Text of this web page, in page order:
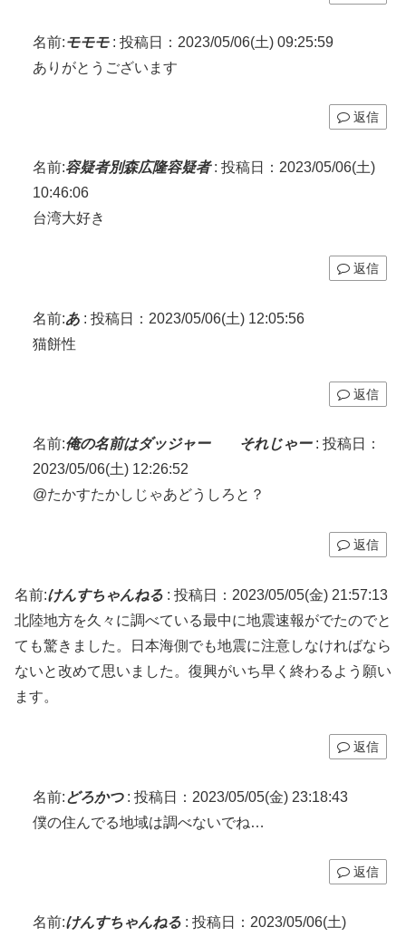
名前:モモモ: 投稿日：2023/05/06(土) 09:25:59
ありがとうございます
返信
名前:容疑者別森広隆容疑者: 投稿日：2023/05/06(土)
10:46:06
台湾大好き
返信
名前:あ : 投稿日：2023/05/06(土) 12:05:56
猫餅性
返信
名前:俺の名前はダッジャー それじゃー: 投稿日：
2023/05/06(土) 12:26:52
@たかすたかしじゃあどうしろと？
返信
名前:けんすちゃんねる : 投稿日：2023/05/05(金) 21:57:13
北陸地方を久々に調べている最中に地震速報がでたのでと
ても驚きました。日本海側でも地震に注意しなければなら
ないと改めて思いました。復興がいち早く終わるよう願い
ます。
返信
名前:どろかつ: 投稿日：2023/05/05(金) 23:18:43
僕の住んでる地域は調べないでね…
返信
名前:けんすちゃんねる : 投稿日：2023/05/06(土)